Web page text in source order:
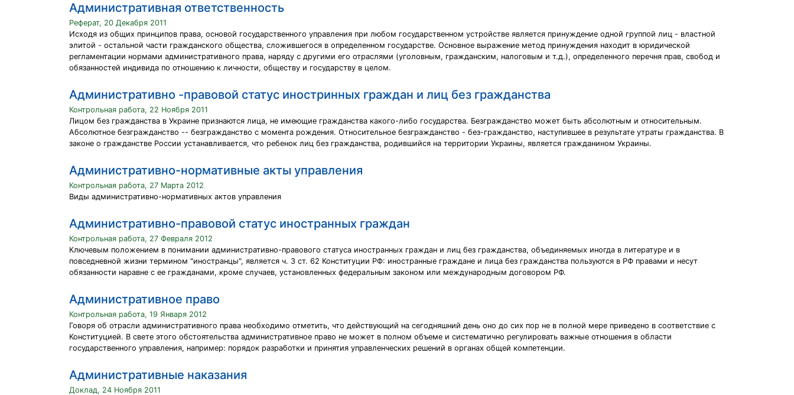
Административная ответственность
Реферат, 20 Декабря 2011
Исходя из общих принципов права, основой государственного управления при любом государственном устройстве является принуждение одной группой лиц - властной
элитой - остальной части гражданского общества, сложившегося в определенном государстве. Основное выражение метод принуждения находит в юридической
регламентации нормами административного права, наряду с другими его отраслями (уголовным, гражданским, налоговым и т.д.), определенного перечня прав, свобод и
обязанностей индивида по отношению к личности, обществу и государству в целом.
Административно -правовой статус иностринных граждан и лиц без гражданства
Контрольная работа, 22 Ноября 2011
Лицом без гражданства в Украине признаются лица, не имеющие гражданства какого-либо государства. Безгражданство может быть абсолютным и относительным.
Абсолютное безгражданство -- безгражданство с момента рождения. Относительное безгражданство - без-гражданство, наступившее в результате утраты гражданства. В
законе о гражданстве России устанавливается, что ребенок лиц без гражданства, родившийся на территории Украины, является гражданином Украины.
Административно-нормативные акты управления
Контрольная работа, 27 Марта 2012
Виды административно-нормативных актов управления
Административно-правовой статус иностранных граждан
Контрольная работа, 27 Февраля 2012
Ключевым положением в понимании административно-правового статуса иностранных граждан и лиц без гражданства, объединяемых иногда в литературе и в
повседневной жизни термином "иностранцы", является ч. 3 ст. 62 Конституции РФ: иностранные граждане и лица без гражданства пользуются в РФ правами и несут
обязанности наравне с ее гражданами, кроме случаев, установленных федеральным законом или международным договором РФ.
Административное право
Контрольная работа, 19 Января 2012
Говоря об отрасли административного права необходимо отметить, что действующий на сегодняшний день оно до сих пор не в полной мере приведено в соответствие с
Конституцией. В свете этого обстоятельства административное право не может в полном объеме и систематично регулировать важные отношения в области
государственного управления, например: порядок разработки и принятия управленческих решений в органах общей компетенции.
Административные наказания
Доклад, 24 Ноября 2011